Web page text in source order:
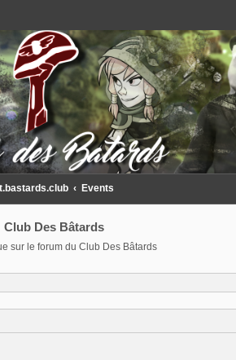
Events
Club Des Bâtards
sur le forum du Club Des Bâtards